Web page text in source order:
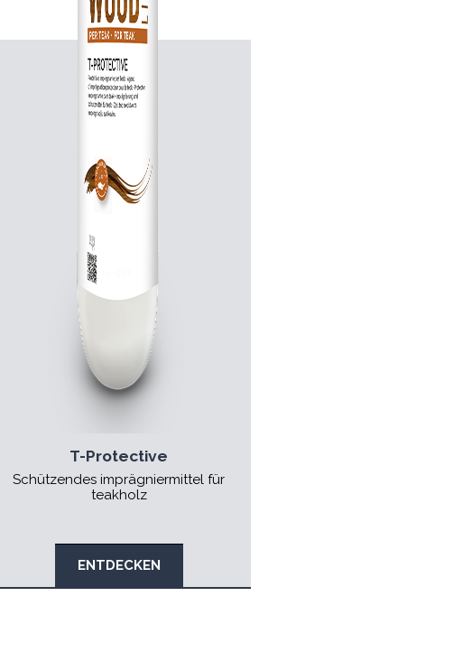
T-Protective
Schützendes imprägniermittel für
teakholz
ENTDECKEN